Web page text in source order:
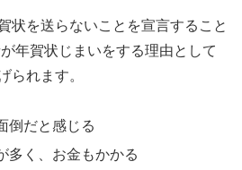
状を送らないことを宣言すること
年賀状じまいをする理由として
られます。
倒だと感じる
多く、お金もかかる